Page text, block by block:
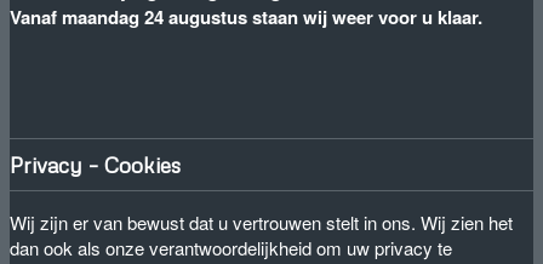
Vanaf maandag 24 augustus staan wij weer voor u klaar.
Privacy – Cookies
Wij zijn er van bewust dat u vertrouwen stelt in ons. Wij zien het
dan ook als onze verantwoordelijkheid om uw privacy te